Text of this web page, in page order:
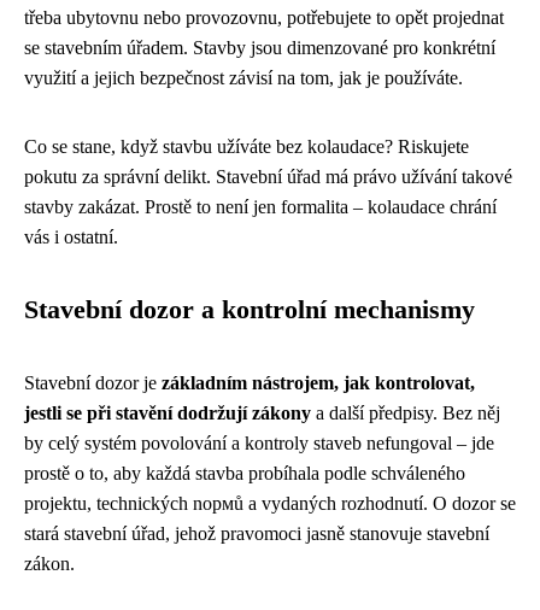
třeba ubytovnu nebo provozovnu, potřebujete to opět projednat
se stavebním úřadem. Stavby jsou dimenzované pro konkrétní
využití a jejich bezpečnost závisí na tom, jak je používáte.
Co se stane, když stavbu užíváte bez kolaudace? Riskujete
pokutu za správní delikt. Stavební úřad má právo užívání takové
stavby zakázat. Prostě to není jen formalita – kolaudace chrání
vás i ostatní.
Stavební dozor a kontrolní mechanismy
Stavební dozor je základním nástrojem, jak kontrolovat,
jestli se při stavění dodržují zákony a další předpisy. Bez něj
by celý systém povolování a kontroly staveb nefungoval – jde
prostě o to, aby každá stavba probíhala podle schváleného
projektu, technických nормů a vydaných rozhodnutí. O dozor se
stará stavební úřad, jehož pravomoci jasně stanovuje stavební
zákon.